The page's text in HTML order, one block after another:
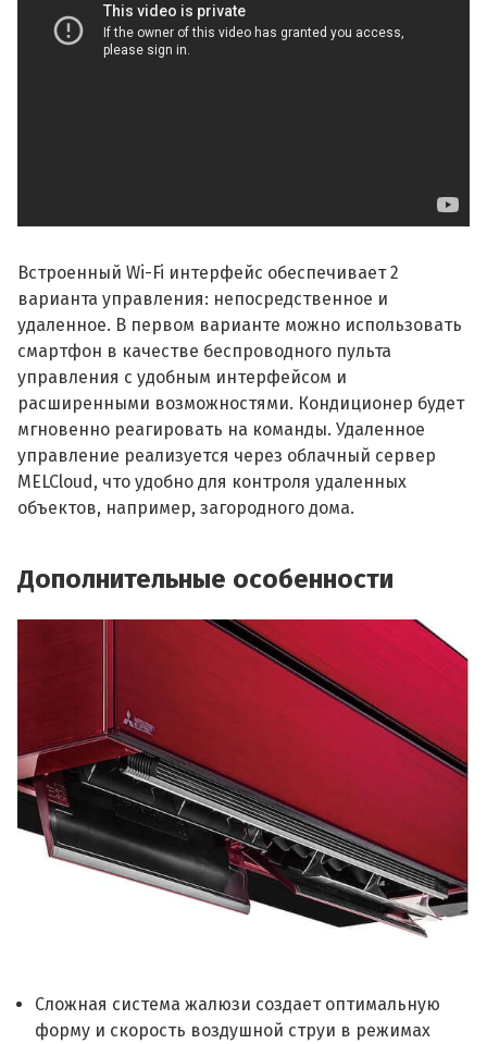
Встроенный Wi-Fi интерфейс обеспечивает 2
варианта управления: непосредственное и
удаленное. В первом варианте можно использовать
смартфон в качестве беспроводного пульта
управления с удобным интерфейсом и
расширенными возможностями. Кондиционер будет
мгновенно реагировать на команды. Удаленное
управление реализуется через облачный сервер
MELCloud, что удобно для контроля удаленных
объектов, например, загородного дома.
Дополнительные особенности
Сложная система жалюзи создает оптимальную
форму и скорость воздушной струи в режимах